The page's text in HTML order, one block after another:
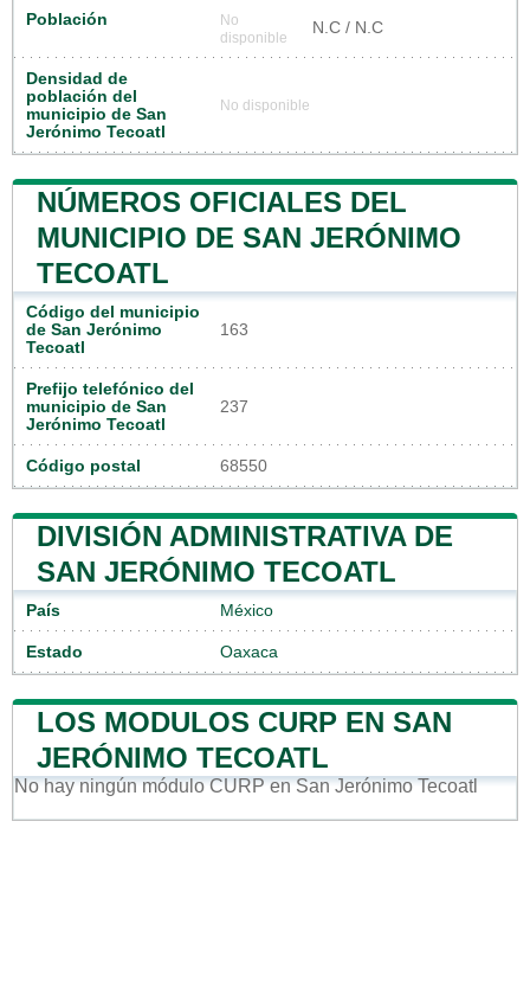
Población
No
disponible
N.C / N.C
Densidad de
población del
municipio de San
Jerónimo Tecoatl
No disponible
NÚMEROS OFICIALES DEL
MUNICIPIO DE SAN JERÓNIMO
TECOATL
Código del municipio
de San Jerónimo
Tecoatl
163
Prefijo telefónico del
municipio de San
Jerónimo Tecoatl
237
Código postal 68550
DIVISIÓN ADMINISTRATIVA DE
SAN JERÓNIMO TECOATL
País México
Estado Oaxaca
LOS MODULOS CURP EN SAN
JERÓNIMO TECOATL
No hay ningún módulo CURP en San Jerónimo Tecoatl